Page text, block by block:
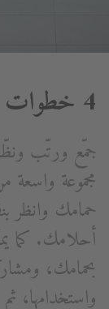
4 خطوات سهلة نحو حمام أحلامك
جمّع ورتّب
مجموعة واسعة
حمامك
أحلامك. كما
بحمامك،